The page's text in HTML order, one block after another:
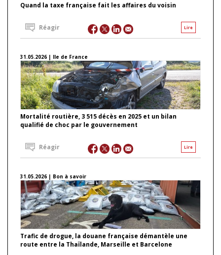
Quand la taxe française fait les affaires du voisin
Lire
Réagir
31.05.2026 | Ile de France
Mortalité routière, 3 515 décès en 2025 et un bilan
qualifié de choc par le gouvernement
Lire
Réagir
31.05.2026 | Bon à savoir
Trafic de drogue, la douane française démantèle une
route entre la Thaïlande, Marseille et Barcelone